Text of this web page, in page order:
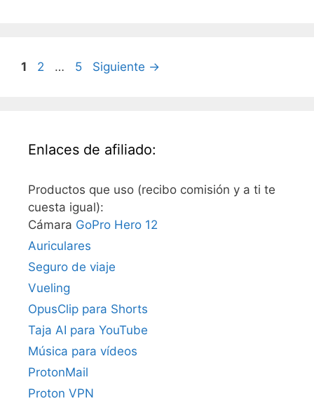
Página
1 Página
2 … Página
5 Siguiente →
Enlaces de afiliado:
Productos que uso (recibo comisión y a ti te
cuesta igual):
Cámara GoPro Hero 12
Auriculares
Seguro de viaje
Vueling
OpusClip para Shorts
Taja AI para YouTube
Música para vídeos
ProtonMail
Proton VPN